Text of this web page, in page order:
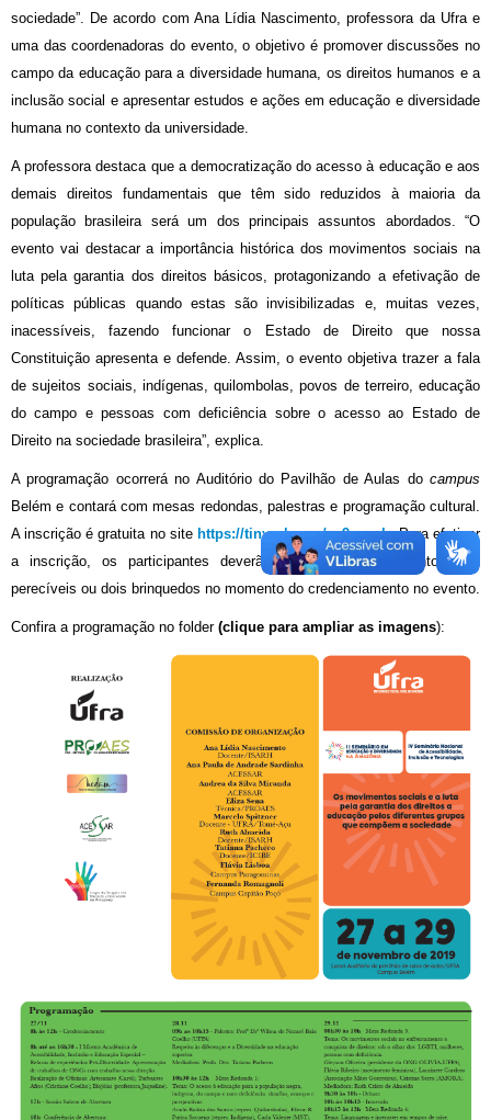
sociedade”. De acordo com Ana Lídia Nascimento, professora da Ufra e
uma das coordenadoras do evento, o objetivo é promover discussões no
campo da educação para a diversidade humana, os direitos humanos e a
inclusão social e apresentar estudos e ações em educação e diversidade
humana no contexto da universidade.
A professora destaca que a democratização do acesso à educação e aos
demais direitos fundamentais que têm sido reduzidos à maioria da
população brasileira será um dos principais assuntos abordados. “O
evento vai destacar a importância histórica dos movimentos sociais na
luta pela garantia dos direitos básicos, protagonizando a efetivação de
políticas públicas quando estas são invisibilizadas e, muitas vezes,
inacessíveis, fazendo funcionar o Estado de Direito que nossa
Constituição apresenta e defende. Assim, o evento objetiva trazer a fala
de sujeitos sociais, indígenas, quilombolas, povos de terreiro, educação
do campo e pessoas com deficiência sobre o acesso ao Estado de
Direito na sociedade brasileira”, explica.
A programação ocorrerá no Auditório do Pavilhão de Aulas do campus
Belém e contará com mesas redondas, palestras e programação cultural.
A inscrição é gratuita no site https://tinyurl.com/yy9zgszb. Para efetivar
a inscrição, os participantes deverão levar 2kg de alimentos não
perecíveis ou dois brinquedos no momento do credenciamento no evento.
Confira a programação no folder (clique para ampliar as imagens):